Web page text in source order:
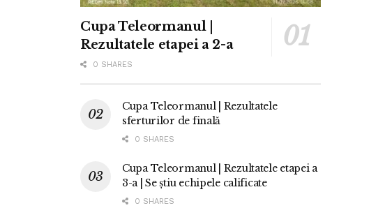
Cupa Teleormanul |
Rezultatele etapei a 2-a
0 SHARES
Cupa Teleormanul | Rezultatele
sferturilor de finală
0 SHARES
Cupa Teleormanul | Rezultatele etapei a
3-a | Se știu echipele calificate
0 SHARES